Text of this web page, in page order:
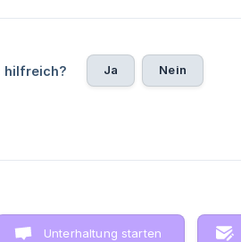
hilfreich? Ja Nein
Unterhaltung starten